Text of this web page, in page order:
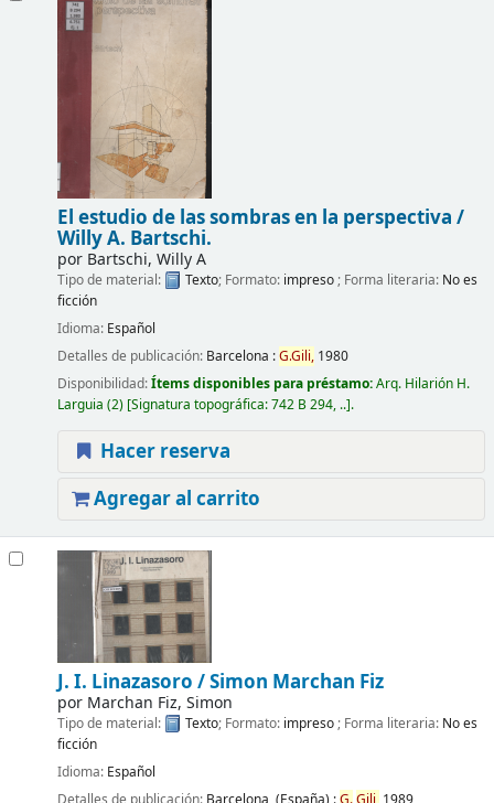
El estudio de las sombras en la perspectiva /
Willy A. Bartschi.
por Bartschi, Willy A
Tipo de material: Texto; Formato: impreso ; Forma literaria: No es
ficción
Idioma: Español
Detalles de publicación: Barcelona :G.Gili, 1980
Disponibilidad:Ítems disponibles para préstamo:Arq. Hilarión H.
Larguia (2) Signatura topográfica:742 B 294, .. .
Hacer reserva
Agregar al carrito
J. I. Linazasoro /Simon Marchan Fiz
por Marchan Fiz, Simon
Tipo de material: Texto; Formato: impreso ; Forma literaria: No es
ficción
Idioma: Español